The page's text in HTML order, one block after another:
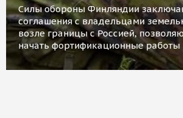
Силы обороны Финляндии
соглашения с владельцами
возле границы с Россией,
начать фортификационные работы